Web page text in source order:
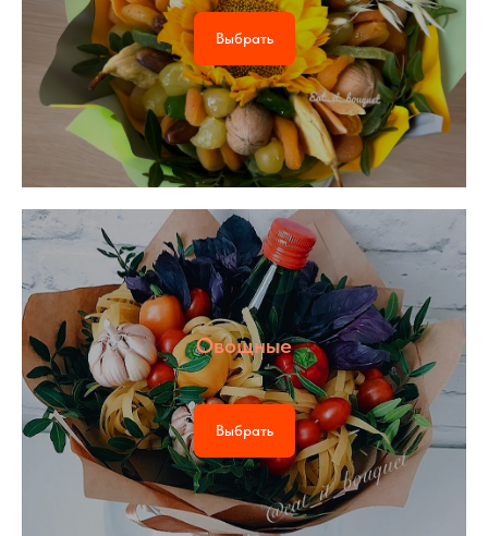
Выбрать
Овощные
Выбрать